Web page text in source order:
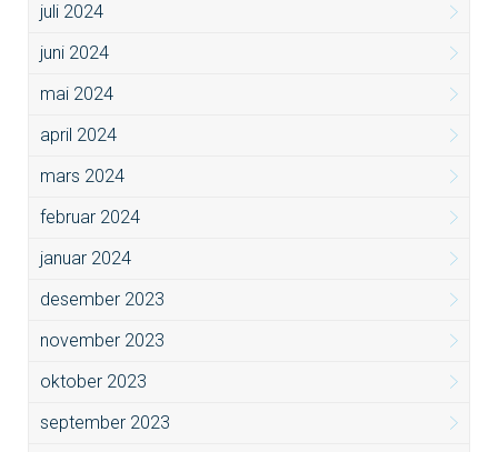
juli 2024
juni 2024
mai 2024
april 2024
mars 2024
februar 2024
januar 2024
desember 2023
november 2023
oktober 2023
september 2023